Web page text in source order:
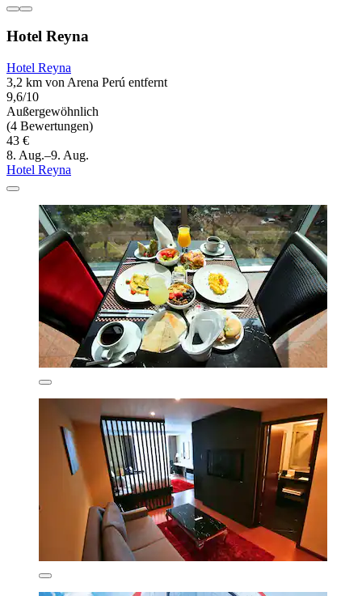
Hotel Reyna
Hotel Reyna
3,2 km von Arena Perú entfernt
9,6/10
Außergewöhnlich
(4 Bewertungen)
43 €
8. Aug.–9. Aug.
Hotel Reyna